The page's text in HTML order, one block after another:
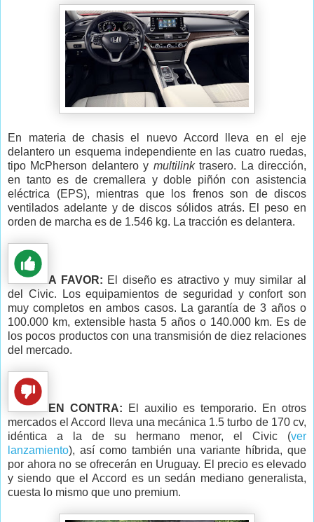
En materia de chasis el nuevo Accord lleva en el eje
delantero un esquema independiente en las cuatro ruedas,
tipo McPherson delantero y multilinktrasero. La dirección,
en tanto es de cremallera y doble piñón con asistencia
eléctrica (EPS), mientras que los frenos son de discos
ventilados adelante y de discos sólidos atrás. El peso en
orden de marcha es de 1.546 kg. La tracción es delantera.
A FAVOR: El diseño es atractivo y muy similar al
del Civic. Los equipamientos de seguridad y confort son
muy completos en ambos casos. La garantía de 3 años o
100.000 km, extensible hasta 5 años o 140.000 km. Es de
los pocos productos con una transmisión de diez relaciones
del mercado.
EN CONTRA: El auxilio es temporario. En otros
mercados el Accord lleva una mecánica 1.5 turbo de 170 cv,
idéntica a la de su hermano menor, el Civic (ver
lanzamiento), así como también una variante híbrida, que
por ahora no se ofrecerán en Uruguay. El precio es elevado
y siendo que el Accord es un sedán mediano generalista,
cuesta lo mismo que uno premium.